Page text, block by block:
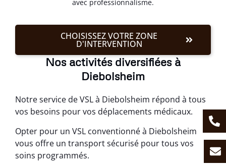
avec professionnalisme.
CHOISISSEZ VOTRE ZONE
D'INTERVENTION
Nos activités diversifiées à
Diebolsheim
Notre service de VSL à Diebolsheim répond à tous
vos besoins pour vos déplacements médicaux.
Opter pour un VSL conventionné à Diebolsheim
vous offre un transport sécurisé pour tous vos
soins programmés.